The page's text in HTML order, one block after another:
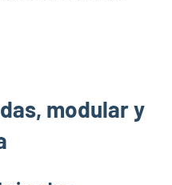
modular y